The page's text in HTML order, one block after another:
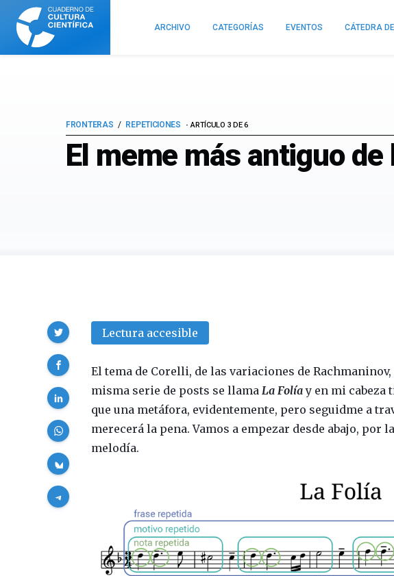
Cuaderno
Cultura
Científica
ARCHIVO CATEGORÍAS EVENTOS CÁTEDRA
El meme más antiguo
FRONTERAS REPETICIONES ARTÍCULO 3 DE 6
Lectura accesible
El tema de Corelli, de las variaciones de Rachmaninov,
misma serie de posts se llama La Folíay en mi cabeza
que una metáfora, evidentemente, pero seguidme a
merecerá la pena. Vamos a empezar desde abajo, por
melodía.
Compartir